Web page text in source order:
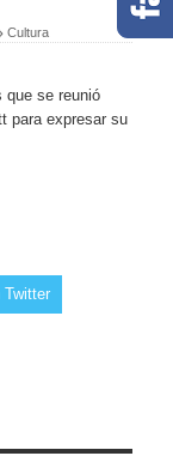
Cultura
que se reunió
para expresar su
Twitter